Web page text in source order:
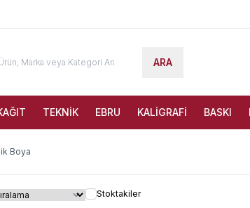
ARA
TEKNİK EBRU KALİGRAFİ BASKI
Boya
Stoktakiler